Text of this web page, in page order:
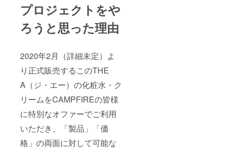
プロジェクトをや
ろうと思った理由
2020年2月（詳細未定）よ
り正式販売するこのTHE
A（ジ・エー）の化粧水・ク
リームをCAMPFIREの皆様
に特別なオファーでご利用
いただき、「製品」「価
格」の両面に対して可能な